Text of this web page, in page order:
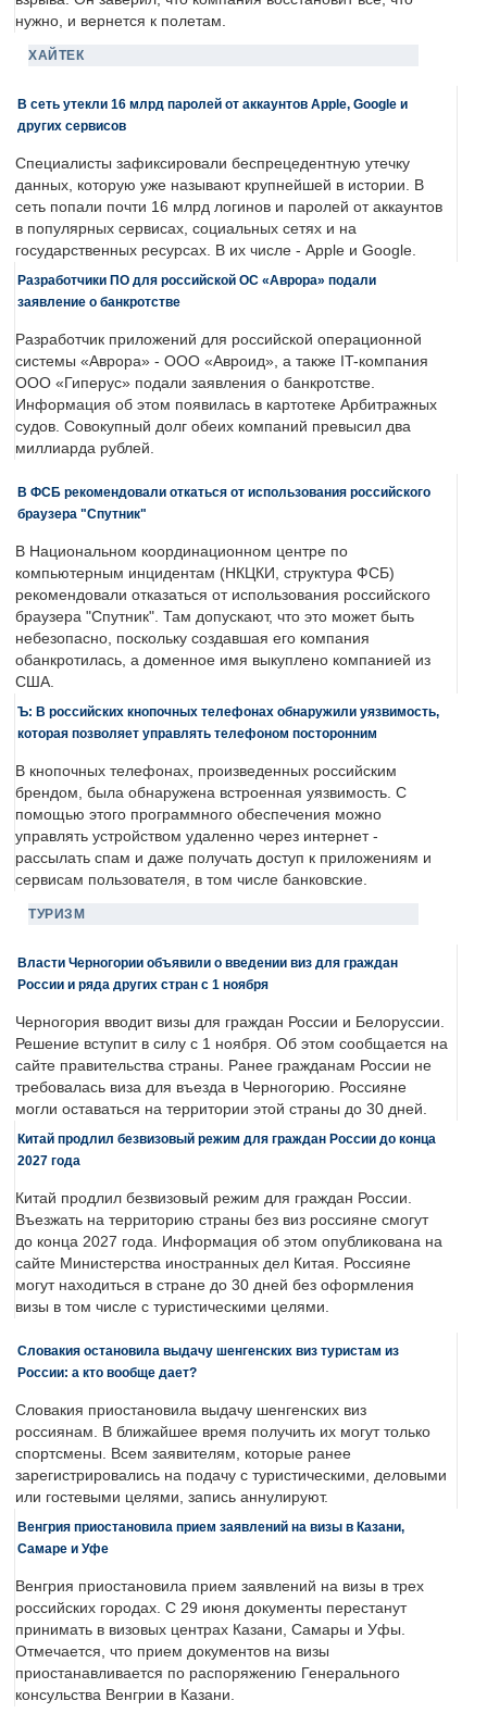
нужно, и вернется к полетам.
ХАЙТЕК
В сеть утекли 16 млрд паролей от аккаунтов Apple, Google и
других сервисов
Специалисты зафиксировали беспрецедентную утечку
данных, которую уже называют крупнейшей в истории. В
сеть попали почти 16 млрд логинов и паролей от аккаунтов
в популярных сервисах, социальных сетях и на
государственных ресурсах. В их числе - Apple и Google.
Разработчики ПО для российской ОС «Аврора» подали
заявление о банкротстве
Разработчик приложений для российской операционной
системы «Аврора» - ООО «Авроид», а также IT-компания
ООО «Гиперус» подали заявления о банкротстве.
Информация об этом появилась в картотеке Арбитражных
судов. Совокупный долг обеих компаний превысил два
миллиарда рублей.
В ФСБ рекомендовали откаться от использования российского
браузера "Спутник"
В Национальном координационном центре по
компьютерным инцидентам (НКЦКИ, структура ФСБ)
рекомендовали отказаться от использования российского
браузера "Спутник". Там допускают, что это может быть
небезопасно, поскольку создавшая его компания
обанкротилась, а доменное имя выкуплено компанией из
США.
Ъ: В российских кнопочных телефонах обнаружили уязвимость,
которая позволяет управлять телефоном посторонним
В кнопочных телефонах, произведенных российским
брендом, была обнаружена встроенная уязвимость. С
помощью этого программного обеспечения можно
управлять устройством удаленно через интернет -
рассылать спам и даже получать доступ к приложениям и
сервисам пользователя, в том числе банковские.
ТУРИЗМ
Власти Черногории объявили о введении виз для граждан
России и ряда других стран с 1 ноября
Черногория вводит визы для граждан России и Белоруссии.
Решение вступит в силу с 1 ноября. Об этом сообщается на
сайте правительства страны. Ранее гражданам России не
требовалась виза для въезда в Черногорию. Россияне
могли оставаться на территории этой страны до 30 дней.
Китай продлил безвизовый режим для граждан России до конца
2027 года
Китай продлил безвизовый режим для граждан России.
Въезжать на территорию страны без виз россияне смогут
до конца 2027 года. Информация об этом опубликована на
сайте Министерства иностранных дел Китая. Россияне
могут находиться в стране до 30 дней без оформления
визы в том числе с туристическими целями.
Словакия остановила выдачу шенгенских виз туристам из
России: а кто вообще дает?
Словакия приостановила выдачу шенгенских виз
россиянам. В ближайшее время получить их могут только
спортсмены. Всем заявителям, которые ранее
зарегистрировались на подачу с туристическими, деловыми
или гостевыми целями, запись аннулируют.
Венгрия приостановила прием заявлений на визы в Казани,
Самаре и Уфе
Венгрия приостановила прием заявлений на визы в трех
российских городах. С 29 июня документы перестанут
принимать в визовых центрах Казани, Самары и Уфы.
Отмечается, что прием документов на визы
приостанавливается по распоряжению Генерального
консульства Венгрии в Казани.